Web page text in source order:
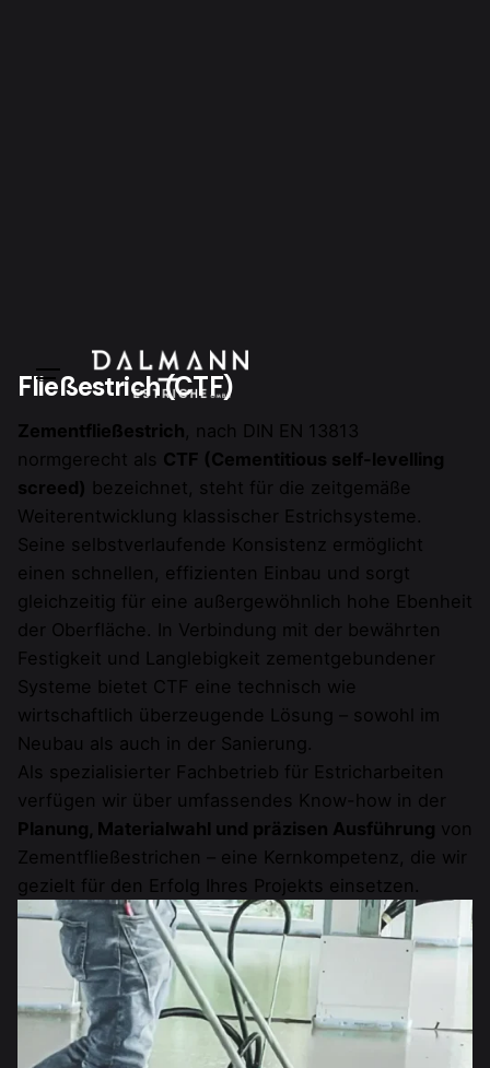
Fließestrich (CTF)
Zementfließestrich , nach DIN EN 13813
normgerecht als CTF (Cementitious self-levelling
screed) bezeichnet, steht für die zeitgemäße
Weiterentwicklung klassischer Estrichsysteme.
Seine selbstverlaufende Konsistenz ermöglicht
einen schnellen, effizienten Einbau und sorgt
gleichzeitig für eine außergewöhnlich hohe Ebenheit
der Oberfläche. In Verbindung mit der bewährten
Festigkeit und Langlebigkeit zementgebundener
Systeme bietet CTF eine technisch wie
wirtschaftlich überzeugende Lösung – sowohl im
Neubau als auch in der Sanierung.
Als spezialisierter Fachbetrieb für Estricharbeiten
verfügen wir über umfassendes Know-how in der
Planung, Materialwahl und präzisen Ausführung von
Zementfließestrichen – eine Kernkompetenz, die wir
gezielt für den Erfolg Ihres Projekts einsetzen.